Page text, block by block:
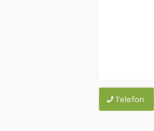
Telefon